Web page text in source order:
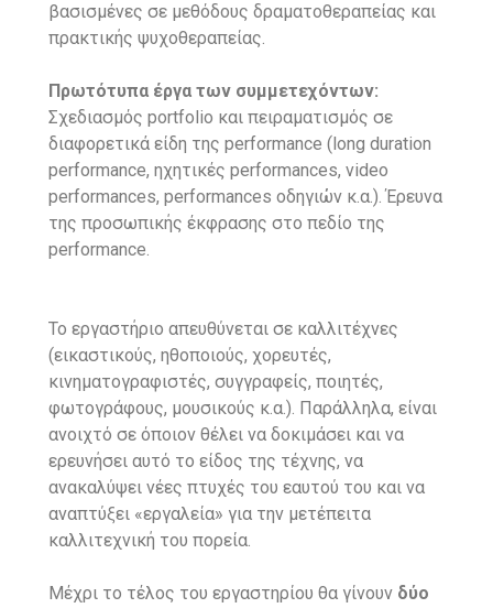
βασισμένες σε μεθόδους δραματοθεραπείας και
πρακτικής ψυχοθεραπείας.
Πρωτότυπα έργα των συμμετεχόντων:
Σχεδιασμός portfolio και πειραματισμός σε
διαφορετικά είδη της performance (long duration
performance, ηχητικές performances, video
performances, performances οδηγιών κ.α.). Έρευνα
της προσωπικής έκφρασης στο πεδίο της
performance.
Το εργαστήριο απευθύνεται σε καλλιτέχνες
(εικαστικούς, ηθοποιούς, χορευτές,
κινηματογραφιστές, συγγραφείς, ποιητές,
φωτογράφους, μουσικούς κ.α.). Παράλληλα, είναι
ανοιχτό σε όποιον θέλει να δοκιμάσει και να
ερευνήσει αυτό το είδος της τέχνης, να
ανακαλύψει νέες πτυχές του εαυτού του και να
αναπτύξει «εργαλεία» για την μετέπειτα
καλλιτεχνική του πορεία.
Μέχρι το τέλος του εργαστηρίου θα γίνουν δύο